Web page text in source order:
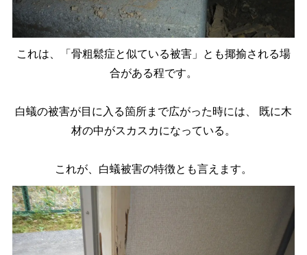
これは、「骨粗鬆症と似ている被害」とも揶揄される場
合がある程です。
白蟻の被害が目に入る箇所まで広がった時には、
既に木
材の中がスカスカになっている。
これが、白蟻被害の特徴とも言えます。